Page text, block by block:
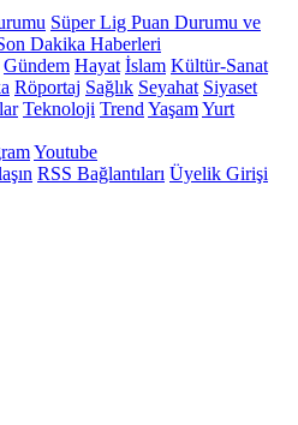
Süper Lig Puan Durumu ve
Dakika Haberleri
Gündem Hayat İslam Kültür-Sanat
Röportaj Sağlık Seyahat Siyaset
Teknoloji Trend YaşamYurt
Youtube
RSS Bağlantıları Üyelik Girişi